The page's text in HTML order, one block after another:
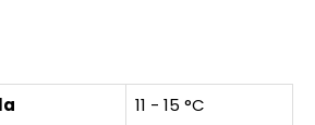
11 - 15 °C